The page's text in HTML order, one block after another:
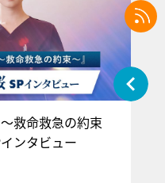
救命救急の約束
インタビュー